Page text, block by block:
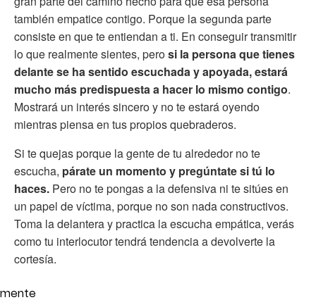
también empatice contigo. Porque la segunda parte
consiste en que te entiendan a ti. En conseguir transmitir
lo que realmente sientes, perosi la persona que tienes
delante se ha sentido escuchada y apoyada, estará
mucho más predispuesta a hacer lo mismo contigo.
Mostrará un interés sincero y no te estará oyendo
mientras piensa en tus propios quebraderos.
Si te quejas porque la gente de tu alrededor no te
escucha, párate un momento y pregúntate si tú lo
haces. Pero no te pongas a la defensiva ni te sitúes en
un papel de víctima, porque no son nada constructivos.
Toma la delantera y practica la escucha empática, verás
como tu interlocutor tendrá tendencia a devolverte la
cortesía.
mente